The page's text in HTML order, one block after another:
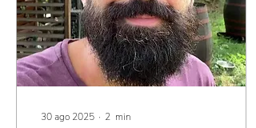
30 ago 2025 ∙ 2 min